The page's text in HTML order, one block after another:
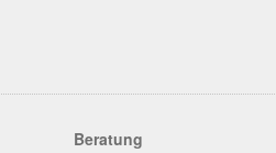
Beratung